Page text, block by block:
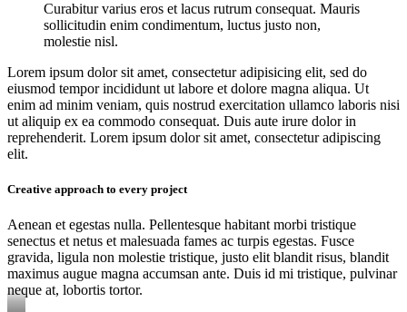
Curabitur varius eros et lacus rutrum consequat. Mauris
sollicitudin enim condimentum, luctus justo non,
molestie nisl.
Lorem ipsum dolor sit amet, consectetur adipisicing elit, sed do
eiusmod tempor incididunt ut labore et dolore magna aliqua. Ut
enim ad minim veniam, quis nostrud exercitation ullamco laboris nisi
ut aliquip ex ea commodo consequat. Duis aute irure dolor in
reprehenderit. Lorem ipsum dolor sit amet, consectetur adipiscing
elit.
Creative approach to every project
Aenean et egestas nulla. Pellentesque habitant morbi tristique
senectus et netus et malesuada fames ac turpis egestas. Fusce
gravida, ligula non molestie tristique, justo elit blandit risus, blandit
maximus augue magna accumsan ante. Duis id mi tristique, pulvinar
neque at, lobortis tortor.